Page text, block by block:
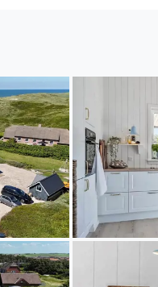
im Freien
das sonnige
des Wohnzimmers
habt ihr
dem Sauna-
totalen
macht es
steht
naturschöner